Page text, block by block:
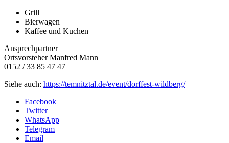
Grill
Bierwagen
Kaffee und Kuchen
Ansprechpartner
Ortsvorsteher Manfred Mann
0152 / 33 85 47 47
Siehe auch: https://temnitztal.de/event/dorffest-wildberg/
Facebook
Twitter
WhatsApp
Telegram
Email